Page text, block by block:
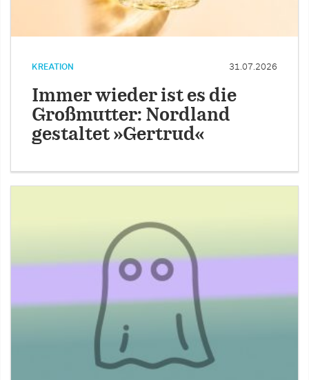
KREATION 31.07.2026
Immer wieder ist es die
Großmutter: Nordland
gestaltet »Gertrud«